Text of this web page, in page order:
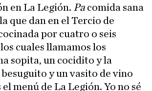
en La Legión. Pa comida sana
que dan en el Tercio de
por cuatro o seis
cuales llamamos los
sopita, un cocidito y la
besuguito y un vasito de vino
el menú de La Legión. Yo no sé